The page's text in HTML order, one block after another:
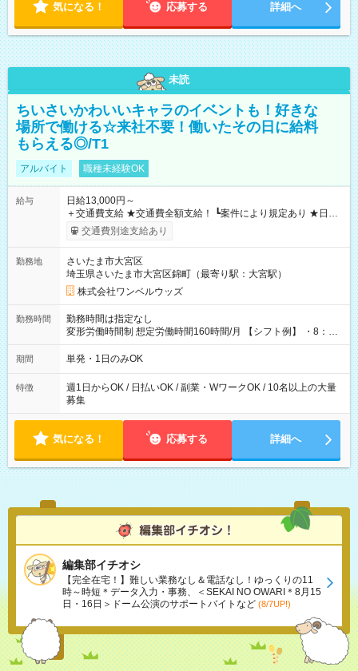
気になる！ 応募する 詳細へ
未読
ちいさいかわいいキャラのイベントも！好きな
場所で働ける☆来社不要！働いたその日に給料
もらえる◎/T1
アルバイト 職種未経験OK
給与
日給13,000円～
＋交通費支給 ★交通費全額支給！ ┗案件により規定あり ★日払
いOK！（規定あり） ┗働いたその日に現金GET♪ お仕事後はコ
ンビニATMから 日払い分を引き落とせます！ 【試用期間】試
交通費別途支給あり
勤務地
さいたま市大宮区
埼玉県さいたま市大宮区錦町（最寄り駅：大宮駅）
株式会社ワンベルウッズ
勤務時間
勤務時間は指定なし
変形労働時間制 想定労働時間160時間/月 【シフト例】 ・8：00
～21：00
期間 単発・1日のみOK
特徴
週1日からOK / 日払いOK / 副業・WワークOK / 10名以上の大量
募集
気になる！ 応募する 詳細へ
編集部イチオシ
【完全在宅！】難しい業務なし＆電話なし！ゆっくりの11
時～時短＊データ入力・事務、＜SEKAI NO OWARI＊8月15
日・16日＞ドーム公演のサポートバイトなど (8/7UP!)